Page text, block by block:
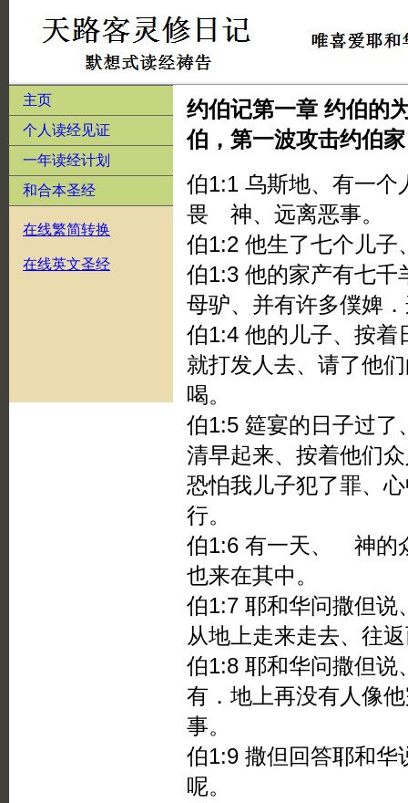
主页
个人读经见证
一年读经计划
和合本圣经
在线繁简转换
在线英文圣经
约伯记第一章 约伯的
伯，第一波攻击约伯家
伯1:1 乌斯地、有一个
畏 神、远离恶事。
伯1:2 他生了七个儿子
伯1:3 他的家产有七千
母驴、并有许多僕婢
伯1:4 他的儿子、按着
就打发人去、请了他
喝。
伯1:5 筵宴的日子过了
清早起来、按着他们
恐怕我儿子犯了罪、
行。
伯1:6 有一天、 神的
也来在其中。
伯1:7 耶和华问撒但说
从地上走来走去、往
伯1:8 耶和华问撒但说
有．地上再没有人像
事。
伯1:9 撒但回答耶和
呢。